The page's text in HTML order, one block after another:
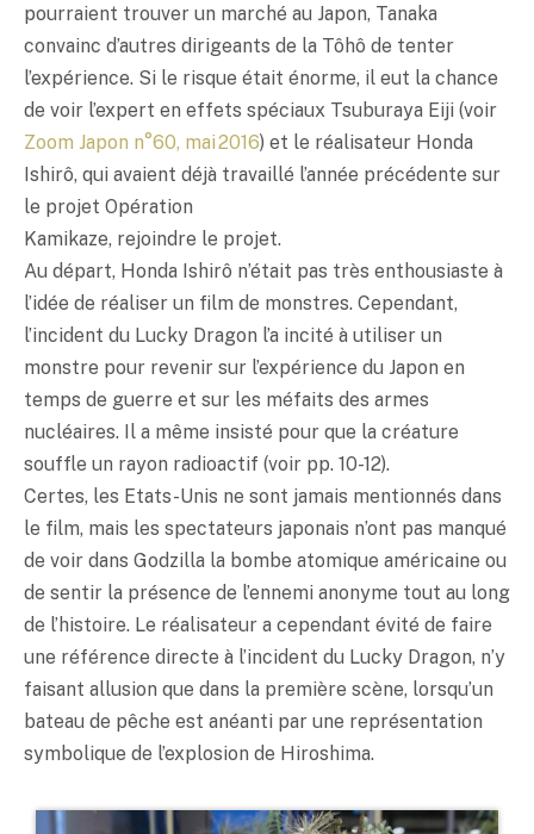
pourraient trouver un marché au Japon, Tanaka
convainc d’autres dirigeants de la Tôhô de tenter
l’expérience. Si le risque était énorme, il eut la chance
de voir l’expert en effets spéciaux Tsuburaya Eiji (voir
Zoom Japon n°60, mai 2016) et le réalisateur Honda
Ishirô, qui avaient déjà travaillé l’année précédente sur
le projet Opération
Kamikaze, rejoindre le projet.
Au départ, Honda Ishirô n’était pas très enthousiaste à
l’idée de réaliser un film de monstres. Cependant,
l’incident du Lucky Dragon l’a incité à utiliser un
monstre pour revenir sur l’expérience du Japon en
temps de guerre et sur les méfaits des armes
nucléaires. Il a même insisté pour que la créature
souffle un rayon radioactif (voir pp. 10-12).
Certes, les Etats-Unis ne sont jamais mentionnés dans
le film, mais les spectateurs japonais n’ont pas manqué
de voir dans Godzilla la bombe atomique américaine ou
de sentir la présence de l’ennemi anonyme tout au long
de l’histoire. Le réalisateur a cependant évité de faire
une référence directe à l’incident du Lucky Dragon, n’y
faisant allusion que dans la première scène, lorsqu’un
bateau de pêche est anéanti par une représentation
symbolique de l’explosion de Hiroshima.